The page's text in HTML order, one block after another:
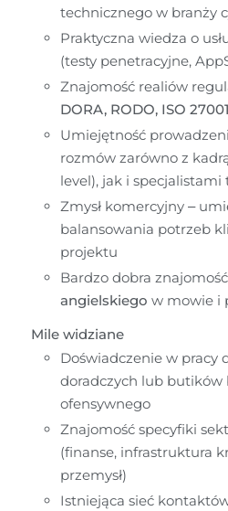
technicznego w branży
Praktyczna wiedza o
(testy penetracyjne,
Znajomość realiów
DORA, RODO, ISO 27001
Umiejętność
rozmów zarówno z
level), jak i
Zmysł komercyjny –
balansowania potrzeb
projektu
Bardzo dobra znajomość
angielskiego w mowie i
Mile widziane
Doświadczenie w pracy
doradczych lub butików
ofensywnego
Znajomość specyfiki
(finanse, infrastruktura
przemysł)
Istniejąca sieć